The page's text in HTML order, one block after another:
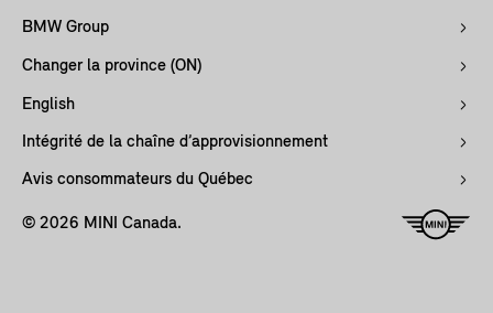
BMW Group
Changer la province (ON)
English
Intégrité de la chaîne d’approvisionnement
Avis consommateurs du Québec
© 2026 MINI Canada.